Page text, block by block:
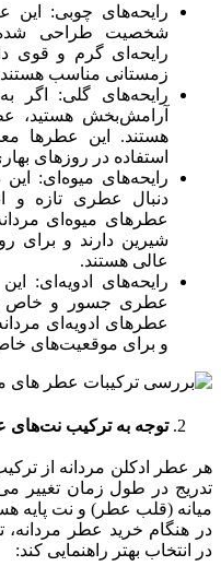
رایحه‌های چوبی: این
شخصیت طراحی
رایحه‌ای گرم و قوی
زمستانی مناسب
رایحه‌های گلی: اگر
آرامش‌بخش هستید،
هستند. این عطرها
استفاده در روزهای
رایحه‌های میوه‌ای:
دنبال عطری تازه و
عطرهای میوه‌ای
شیرین دارند و برای
عالی هستند.
رایحه‌های ادویه‌ای:
عطری جسور و خاص
عطرهای ادویه‌ای
و برای موقعیت‌های
توجه به ترکیب نت‌های
هر عطر ادکلن مردانه از
تدریج در طول زمان تغییر
میانه (قلب عطر) و نت پایه
در هنگام خرید عطر مردانه،
در انتخاب بهتر راهنمایی کند: